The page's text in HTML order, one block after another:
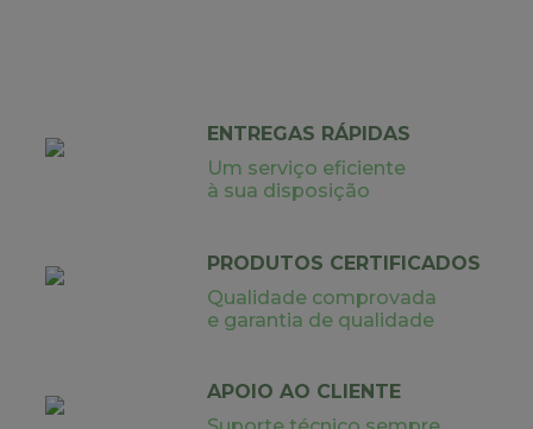
ENTREGAS RÁPIDAS
Um serviço eficiente
à sua disposição
PRODUTOS CERTIFICADOS
Qualidade comprovada
e garantia de qualidade
APOIO AO CLIENTE